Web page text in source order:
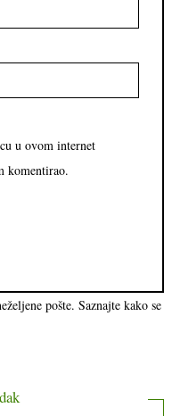
u ovom internet
komentirao.
pošte. Saznajte kako se